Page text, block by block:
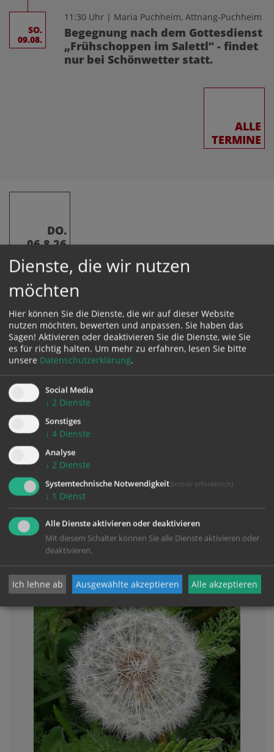
SO.
09.08.
11:30 Uhr | Maria Puchheim, Attnang-Puchheim
Begegnung nach dem Gottesdienst
„Frühschoppen im Salettl“ - findet
nur bei Schönwetter statt.
ALLE
TERMINE
DO.
06.8.26
Er wurde vor ihnen verwandelt; sein
Tages­evangelium
Mt 17, 1–9 Fest der Verklärung des Herrn
Namenstage:
Hl. Felicissimus und hl. Agapitus
Hl. Gezelinus (Gozelin)
Hl. Hermann
Das Fest der Verklärung des Herrn
PFARRE
AKTUELL
Dienste, die wir nutzen
möchten
Hier können Sie die Dienste, die wir auf dieser Website
nutzen möchten, bewerten und anpassen. Sie haben das
Sagen! Aktivieren oder deaktivieren Sie die Dienste, wie Sie
es für richtig halten. Um mehr zu erfahren, lesen Sie bitte
unsere Datenschutzerklärung.
Social Media
↓ 2 Dienste
Sonstiges
↓ 4 Dienste
Analyse
↓ 2 Dienste
Systemtechnische Notwendigkeit (immer erforderlich)
↓ 1 Dienst
Alle Dienste aktivieren oder deaktivieren
Mit diesem Schalter können Sie alle Dienste aktivieren oder
deaktivieren.
Ich lehne ab Ausgewählte akzeptieren Alle akzeptieren